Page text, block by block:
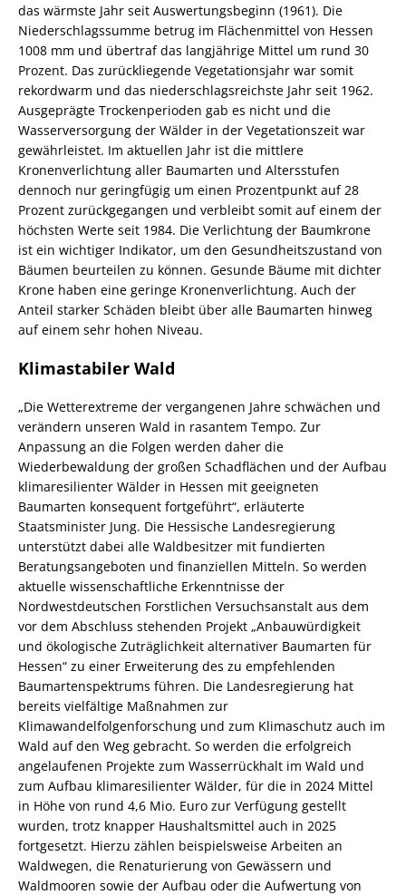
das wärmste Jahr seit Auswertungsbeginn (1961). Die
Niederschlagssumme betrug im Flächenmittel von Hessen
1008 mm und übertraf das langjährige Mittel um rund 30
Prozent. Das zurückliegende Vegetationsjahr war somit
rekordwarm und das niederschlagsreichste Jahr seit 1962.
Ausgeprägte Trockenperioden gab es nicht und die
Wasserversorgung der Wälder in der Vegetationszeit war
gewährleistet. Im aktuellen Jahr ist die mittlere
Kronenverlichtung aller Baumarten und Altersstufen
dennoch nur geringfügig um einen Prozentpunkt auf 28
Prozent zurückgegangen und verbleibt somit auf einem der
höchsten Werte seit 1984. Die Verlichtung der Baumkrone
ist ein wichtiger Indikator, um den Gesundheitszustand von
Bäumen beurteilen zu können. Gesunde Bäume mit dichter
Krone haben eine geringe Kronenverlichtung. Auch der
Anteil starker Schäden bleibt über alle Baumarten hinweg
auf einem sehr hohen Niveau.
Klimastabiler Wald
„Die Wetterextreme der vergangenen Jahre schwächen und
verändern unseren Wald in rasantem Tempo. Zur
Anpassung an die Folgen werden daher die
Wiederbewaldung der großen Schadflächen und der Aufbau
klimaresilienter Wälder in Hessen mit geeigneten
Baumarten konsequent fortgeführt“, erläuterte
Staatsminister Jung. Die Hessische Landesregierung
unterstützt dabei alle Waldbesitzer mit fundierten
Beratungsangeboten und finanziellen Mitteln. So werden
aktuelle wissenschaftliche Erkenntnisse der
Nordwestdeutschen Forstlichen Versuchsanstalt aus dem
vor dem Abschluss stehenden Projekt „Anbauwürdigkeit
und ökologische Zuträglichkeit alternativer Baumarten für
Hessen“ zu einer Erweiterung des zu empfehlenden
Baumartenspektrums führen. Die Landesregierung hat
bereits vielfältige Maßnahmen zur
Klimawandelfolgenforschung und zum Klimaschutz auch im
Wald auf den Weg gebracht. So werden die erfolgreich
angelaufenen Projekte zum Wasserrückhalt im Wald und
zum Aufbau klimaresilienter Wälder, für die in 2024 Mittel
in Höhe von rund 4,6 Mio. Euro zur Verfügung gestellt
wurden, trotz knapper Haushaltsmittel auch in 2025
fortgesetzt. Hierzu zählen beispielsweise Arbeiten an
Waldwegen, die Renaturierung von Gewässern und
Waldmooren sowie der Aufbau oder die Aufwertung von